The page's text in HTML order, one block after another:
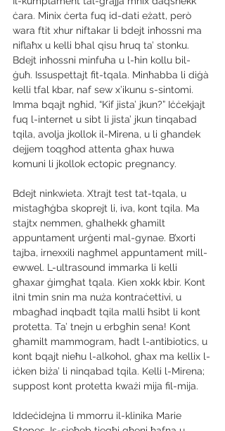
ċara. Minix ċerta fuq id-dati eżatt, però
wara ftit xhur niftakar li bdejt inħossni ma
niflaħx u kelli bħal qisu ħruq ta’ stonku.
Bdejt inħossni minfuħa u l-ħin kollu bil-
ġuħ. Issuspettajt fit-tqala. Minħabba li diġà
kelli tfal kbar, naf sew x’ikunu s-sintomi.
Imma bqajt ngħid, “Kif jista’ jkun?” Iċċekjajt
fuq l-internet u sibt li jista’ jkun tinqabad
tqila, avolja jkollok il-Mirena, u li għandek
dejjem toqgħod attenta għax huwa
komuni li jkollok ectopic pregnancy.
Bdejt ninkwieta. Xtrajt test tat-tqala, u
mistagħġba skoprejt li, iva, kont tqila. Ma
stajtx nemmen, għalhekk għamilt
appuntament urġenti mal-gynae. B’xorti
tajba, irnexxili nagħmel appuntament mill-
ewwel. L-ultrasound immarka li kelli
għaxar ġimgħat tqala. Kien xokk kbir. Kont
ilni tmin snin ma nuża kontraċettivi, u
mbagħad inqbadt tqila malli ħsibt li kont
protetta. Ta’ tnejn u erbgħin sena! Kont
għamilt mammogram, ħadt l-antibiotics, u
kont bqajt nieħu l-alkohol, għax ma kellix l-
iċken biża’ li ninqabad tqila. Kelli l-Mirena;
suppost kont protetta kważi mija fil-mija.
Iddeċidejna li mmorru il-klinika Marie